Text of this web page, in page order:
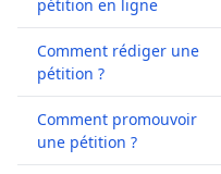
pétition en ligne
Comment rédiger une
pétition ?
Comment promouvoir
une pétition ?